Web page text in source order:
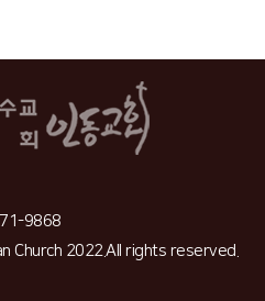
9868
Church 2022.All rights reserved.